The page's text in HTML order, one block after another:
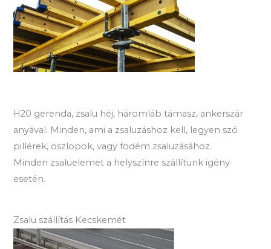
H20 gerenda, zsalu héj, háromláb támasz, ankerszár
anyával. Minden, ami a zsaluzáshoz kell, legyen szó
pillérek, oszlopok, vagy födém zsaluzásához.
Minden zsaluelemet a helyszínre szállítunk igény
esetén.
Zsalu szállítás Kecskemét